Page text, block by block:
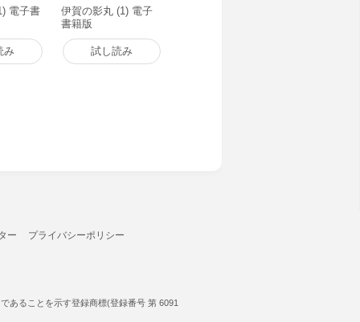
電子書
み
伊賀の影丸 (1) 電子
書籍版
試し読み
ー プライバシーポリシー
あることを示す登録商標(登録番号 第 6091